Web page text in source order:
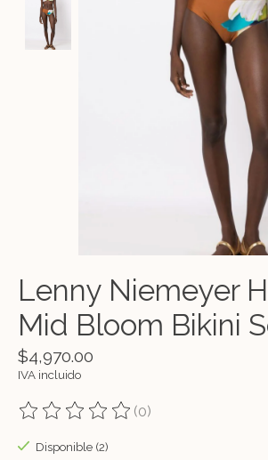
Lenny Niemeyer
Mid Bloom Bikini
$4,970.00
IVA incluido
The rating of this product is
(0)
Disponible (2)